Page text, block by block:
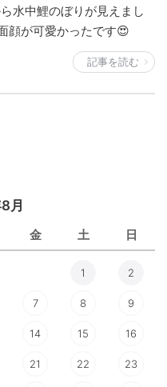
水中鯉のぼりが見えまし
顔が可愛かったです😍
記事を読む
月
金 土 日
1 2
7 8 9
14 15 16
21 22 23